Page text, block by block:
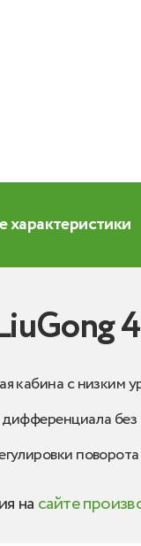
характеристики
кабина с низким
на сайте